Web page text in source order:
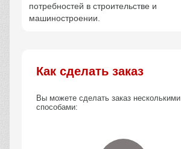
потребностей в строительстве и
машиностроении.
Как сделать заказ
Вы можете сделать заказ несколькими
способами: